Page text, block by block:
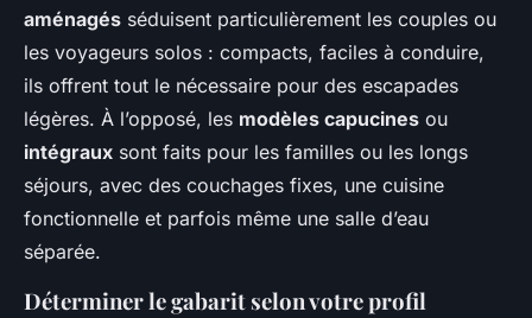
aménagés séduisent particulièrement les couples ou
les voyageurs solos : compacts, faciles à conduire,
ils offrent tout le nécessaire pour des escapades
légères. À l’opposé, les modèles capucines ou
intégraux sont faits pour les familles ou les longs
séjours, avec des couchages fixes, une cuisine
fonctionnelle et parfois même une salle d’eau
séparée.
Déterminer le gabarit selon votre profil